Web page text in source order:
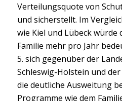
Verteilungsquote von
und sicherstellt. Im
wie Kiel und Lübeck würde
Familie mehr pro Jahr
5. sich gegenüber der
Schleswig-Holstein und
die deutliche Ausweitung
Programme wie dem